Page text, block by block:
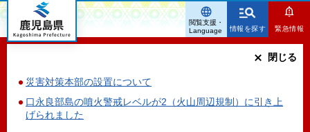
鹿児島県
情報を探す 緊急情報
災害対策本部の設置について
口永良部島の噴火警戒レベルが2（火山周辺規制）に引き上
げられました
閉じる
閲覧支援・
Language